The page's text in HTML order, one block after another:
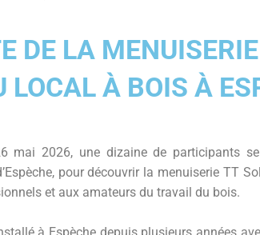
DE LA
LOCAL À BOIS À
mai 2026, une dizaine de participants
pour découvrir la menuiserie TT
et aux amateurs du travail du bois.